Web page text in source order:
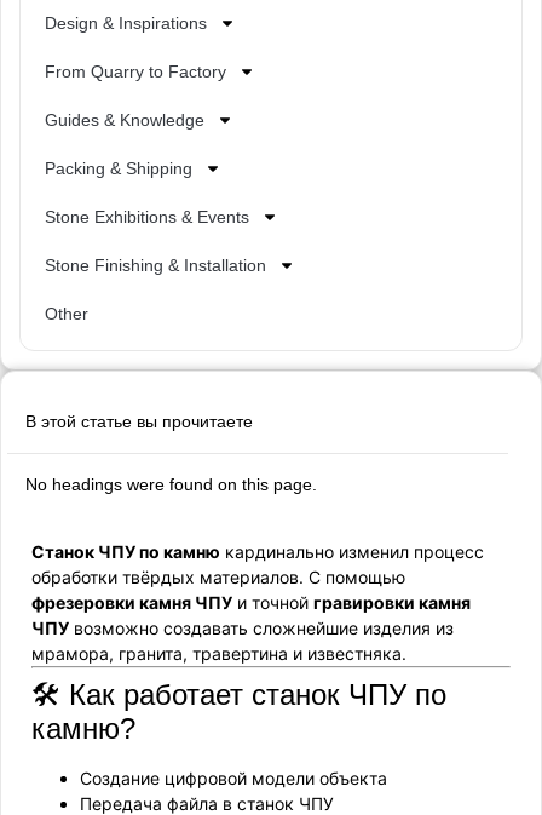
Design & Inspirations
From Quarry to Factory
Guides & Knowledge
Packing & Shipping
Stone Exhibitions & Events
Stone Finishing & Installation
Other
В этой статье вы прочитаете
No headings were found on this page.
Станок ЧПУ по камню кардинально изменил процесс
обработки твёрдых материалов. С помощью
фрезеровки камня ЧПУ и точной гравировки камня
ЧПУ возможно создавать сложнейшие изделия из
мрамора, гранита, травертина и известняка.
🛠️ Как работает станок ЧПУ по
камню?
Создание цифровой модели объекта
Передача файла в станок ЧПУ